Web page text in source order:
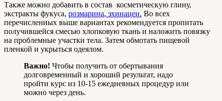
Также можно добавить в состав косметическую глину,
экстракты фукуса, розмарина, эхинацеи. Во всех
перечисленных выше вариантах рекомендуется пропитать
получившейся смесью хлопковую ткань и наложить повязку
на проблемные участки тела. Затем обмотать пищевой
пленкой и укрыться одеялом.
Важно! Чтобы получить от обертывания
долговременный и хороший результат, надо
пройти курс из 10-15 ежедневных процедур или
можно через день.